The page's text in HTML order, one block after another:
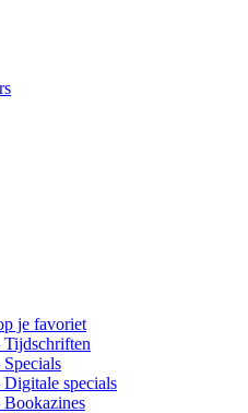
je favoriet
specials